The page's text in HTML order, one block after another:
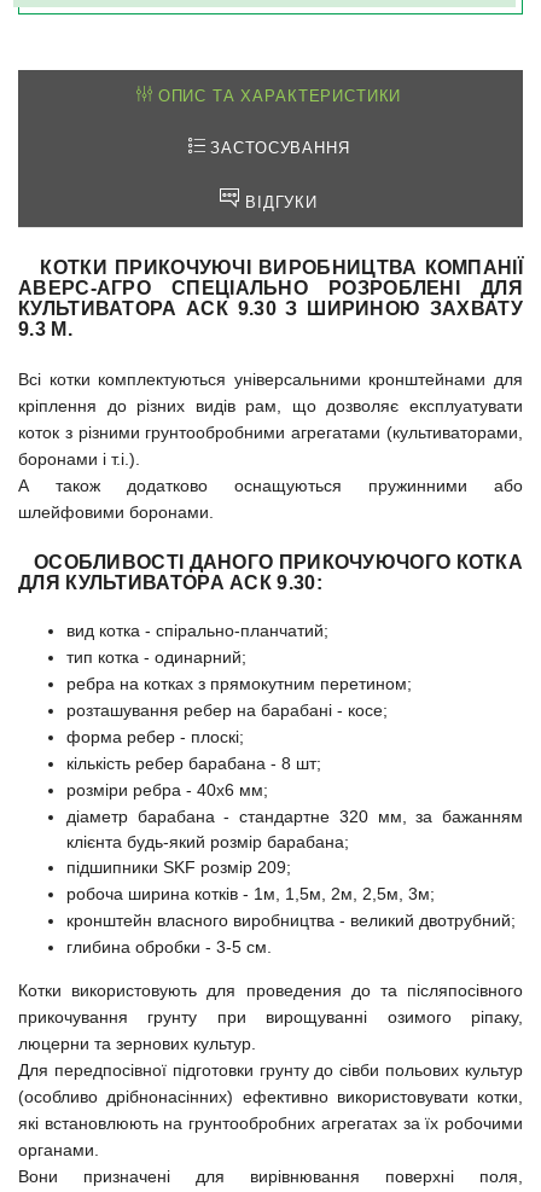
ОПИС ТА ХАРАКТЕРИСТИКИ
ЗАСТОСУВАННЯ
ВІДГУКИ
КОТКИ ПРИКОЧУЮЧІ
ВИРОБНИЦТВА КОМПАНІЇ
АВЕРС-АГРО СПЕЦІАЛЬНО РОЗРОБЛЕНІ ДЛЯ
КУЛЬТИВАТОРА АСК 9.30 З ШИРИНОЮ ЗАХВАТУ
9.3 М.
Всі котки комплектуються універсальними кронштейнами для
кріплення до різних видів рам, що дозволяє експлуатувати
коток з різними грунтообробними агрегатами (культиваторами,
боронами і т.і.).
А також додатково оснащуються пружинними або
шлейфовими боронами.
ОСОБЛИВОСТІ ДАНОГО ПРИКОЧУЮЧОГО КОТКА
ДЛЯ КУЛЬТИВАТОРА АСК 9.30:
вид котка - спірально-планчатий;
тип котка - одинарний;
ребра на котках з прямокутним перетином;
розташування ребер на барабані - косе;
форма ребер - плоскі;
кількість ребер барабана - 8 шт;
розміри ребра - 40х6 мм;
діаметр барабана - стандартне 320 мм, за бажанням
клієнта будь-який розмір барабана;
підшипники SKF розмір 209;
робоча ширина котків - 1м, 1,5м, 2м, 2,5м, 3м;
кронштейн власного виробництва - великий двотрубний;
глибина обробки - 3-5 см.
Котки використовують для проведения до та післяпосівного
прикочування грунту при вирощуванні озимого ріпаку,
люцерни та зернових культур.
Для передпосівної підготовки грунту до сівби польових культур
(особливо дрібнонасінних) ефективно використовувати котки,
які встановлюють на грунтообробних агрегатах за їх робочими
органами.
Вони призначені для вирівнювання поверхні поля,